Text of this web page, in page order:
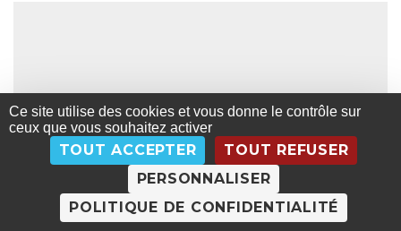
Ce site utilise des cookies et vous donne le contrôle sur
ceux que vous souhaitez activer
TOUT ACCEPTER
TOUT REFUSER
PERSONNALISER
POLITIQUE DE CONFIDENTIALITÉ